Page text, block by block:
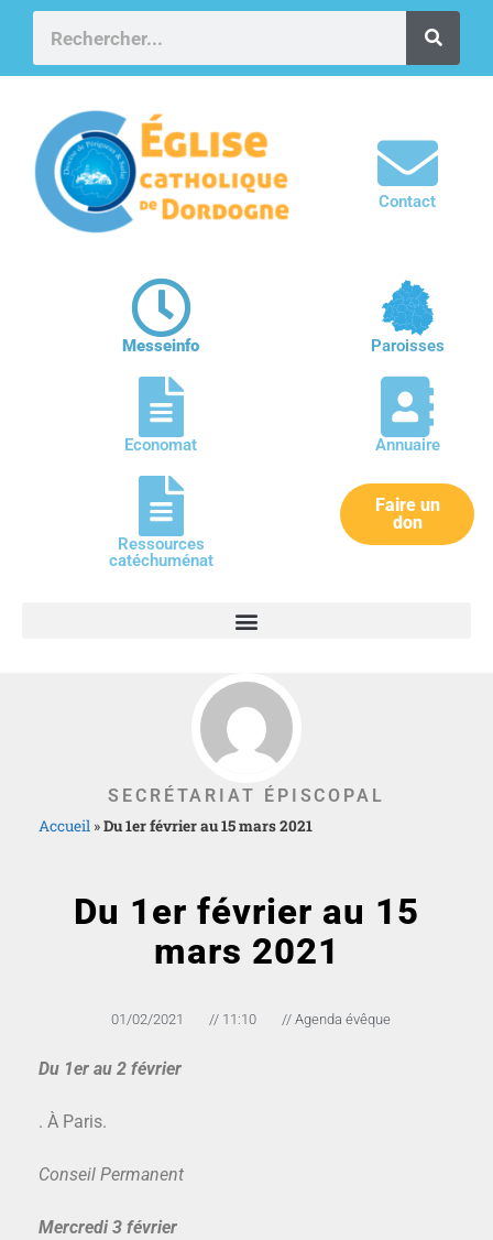
Contact
Messeinfo Paroisses
Economat Annuaire
Ressources
catéchuménat
Faire un
don
SECRÉTARIAT ÉPISCOPAL
Accueil »Du 1er février au 15 mars 2021
Du 1er février au 15
mars 2021
01/02/2021 // 11:10 // Agenda évêque
Du 1er au 2 février
. À Paris.
Conseil Permanent
Mercredi 3 février